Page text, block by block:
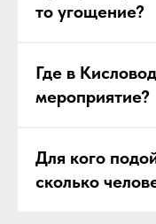
то угощение?
Где в
мероприятие?
Для кого
сколько